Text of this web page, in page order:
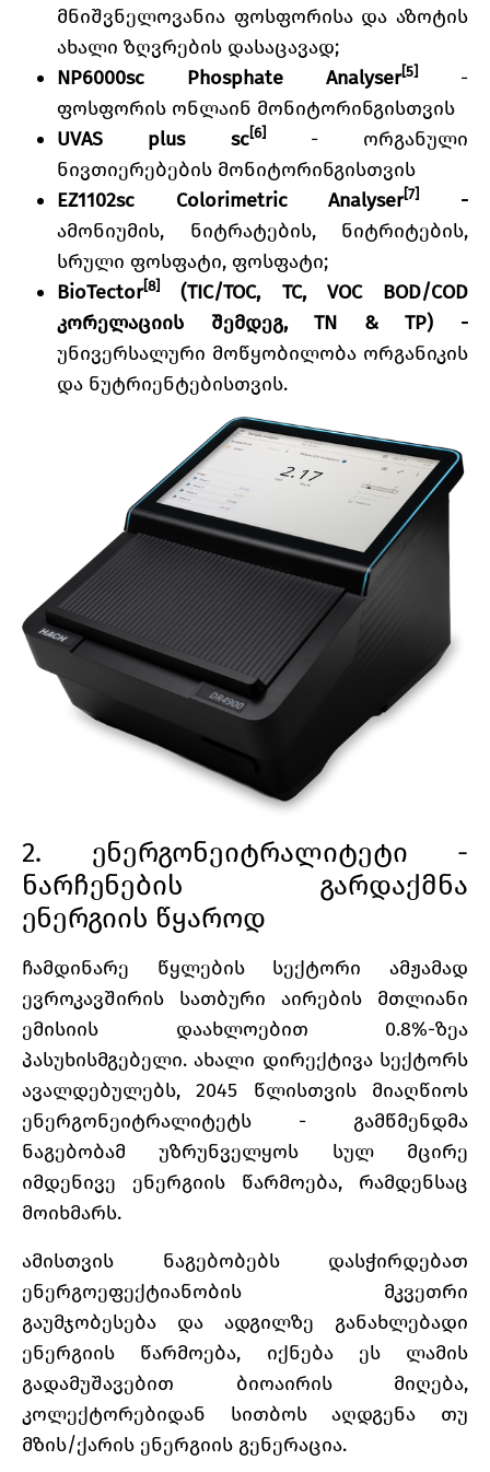
მნიშვნელოვანია ფოსფორისა და აზოტის
ახალი ზღვრების დასაცავად;
NP6000sc Phosphate Analyser[5]
-
ფოსფორის ონლაინ მონიტორინგისთვის
UVAS plus sc[6]
- ორგანული
ნივთიერებების მონიტორინგისთვის
EZ1102sc Colorimetric Analyser[7]
-
ამონიუმის, ნიტრატების, ნიტრიტების,
სრული ფოსფატი, ფოსფატი;
BioTector[8]
(TIC/TOC, TC, VOC BOD/COD
კორელაციის შემდეგ, TN & TP) -
უნივერსალური მოწყობილობა ორგანიკის
და ნუტრიენტებისთვის.
2. ენერგონეიტრალიტეტი -
ნარჩენების გარდაქმნა
ენერგიის წყაროდ
ჩამდინარე წყლების სექტორი ამჟამად
ევროკავშირის სათბური აირების მთლიანი
ემისიის დაახლოებით 0.8%-ზეა
პასუხისმგებელი. ახალი დირექტივა სექტორს
ავალდებულებს, 2045 წლისთვის მიაღწიოს
ენერგონეიტრალიტეტს - გამწმენდმა
ნაგებობამ უზრუნველყოს სულ მცირე
იმდენივე ენერგიის წარმოება, რამდენსაც
მოიხმარს.
ამისთვის ნაგებობებს დასჭირდებათ
ენერგოეფექტიანობის მკვეთრი
გაუმჯობესება და ადგილზე განახლებადი
ენერგიის წარმოება, იქნება ეს ლამის
გადამუშავებით ბიოაირის მიღება,
კოლექტორებიდან სითბოს აღდგენა თუ
მზის/ქარის ენერგიის გენერაცია.